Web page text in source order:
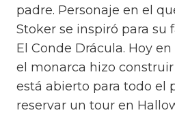
padre. Personaje en el
Stoker se inspiró para su
El Conde Drácula. Hoy
el monarca hizo
está abierto para todo el
reservar un tour en